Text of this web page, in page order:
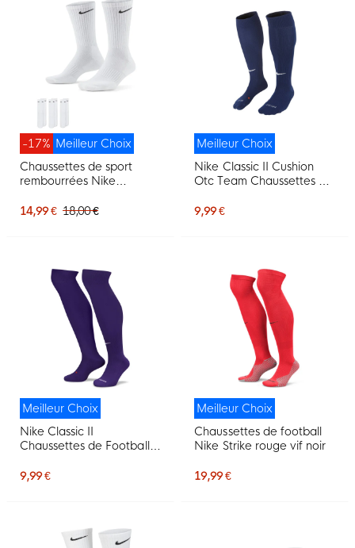
Meilleur Choix
-17%
Chaussettes de sport
rembourrées Nike
blanches et noires
14,99 € 18,00 €
Meilleur Choix
Nike Classic II Cushion
Otc Team Chaussettes de
9,99 €
Meilleur Choix
Nike Classic II
Chaussettes de Football
9,99 €
Meilleur Choix
Chaussettes de football
Nike Strike rouge vif noir
19,99 €